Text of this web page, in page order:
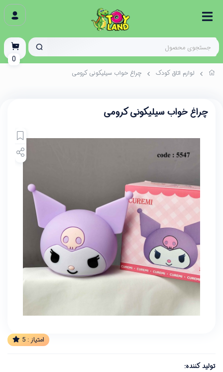
لوازم اتاق کودک چراغ خواب سیلیکونی کرومی
چراغ خواب سیلیکونی کرومی
امتیاز : 5
تولید کننده:
0